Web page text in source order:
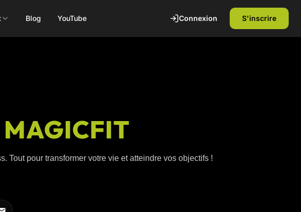
Pôle Santé
Blog YouTube Connexion S'inscrire
MAGICFIT
Tout pour transformer votre vie et atteindre vos objectifs !